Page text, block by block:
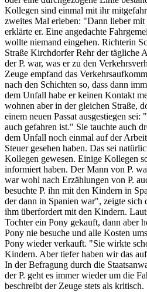
Kollegen sind einmal mit ihr
zweites Mal erleben: "Dann lieber
erklärte er. Eine angedachte
wollte niemand eingehen. Richterin
Straße Kirchdorfer Rehr der tägliche
der P. war, was er zu den
Zeuge empfand das
nach den Schichten so, dass dann
dem Unfall habe er keinen Kontakt
wohnen aber in der gleichen Straße,
einem neuen Passat ausgestiegen sei:
auch gefahren ist." Sie tauchte auch
dem Unfall noch einmal auf der
Steuer gesehen haben. Das sei
Kollegen gewesen. Einige Kollegen
informiert haben. Der Mann von P.
war wohl nach Erzählungen von P.
besuchte P. ihn mit den Kindern in
der dann in Spanien war", zeigte sich
ihm überfordert mit den Kindern.
Tochter ein Pony gekauft, dann aber
Pony nie besuche und alle Kosten
Pony wieder verkauft. "Sie wirkte
Kindern. Aber tiefer haben wir das
In der Befragung durch die
der P. geht es immer wieder um die
beschreibt der Zeuge stets als kritisch.